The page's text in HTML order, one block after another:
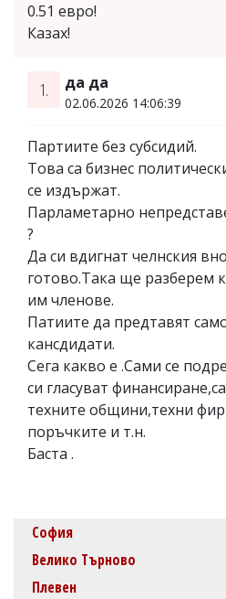
0.51 евро!
Казах!
1. да да
02.06.2026 14:06:39
Партиите без субсидий.
Това са бизнес
се издържат.
Парламетарно
?
Да си вдигнат челнския
готово.Така ще разберем
им членове.
Патиите да предтавят
кансдидати.
Сега какво е .Сами се
си гласуват
техните общини,техни
поръчките и т.н.
Баста .
София
Велико Търново
Плевен